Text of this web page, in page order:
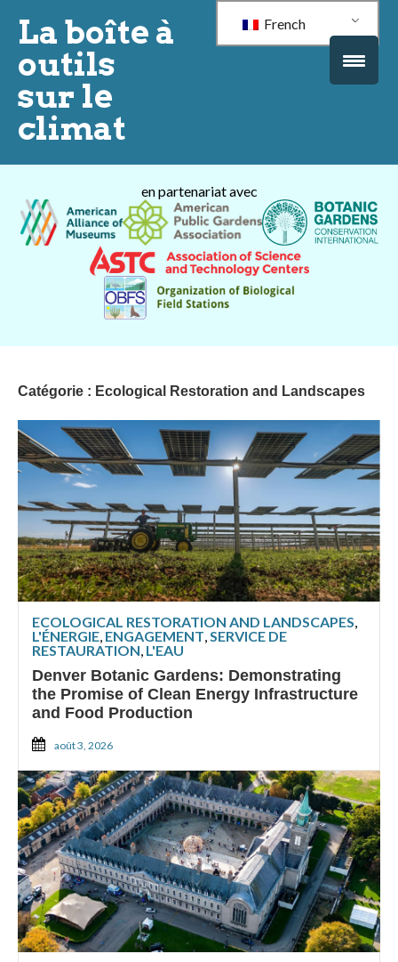
La boîte à
outils
sur le
climat
French
en partenariat avec
Catégorie : Ecological Restoration and Landscapes
ECOLOGICAL RESTORATION AND LANDSCAPES,
L'ÉNERGIE, ENGAGEMENT,SERVICE DE
RESTAURATION, L'EAU
Denver Botanic Gardens: Demonstrating
the Promise of Clean Energy Infrastructure
and Food Production
août 3, 2026